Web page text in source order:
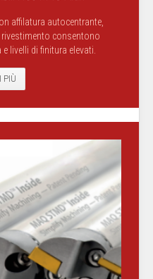
affilatura autocentrante,
consentono
livelli di finitura elevati.
PIÙ